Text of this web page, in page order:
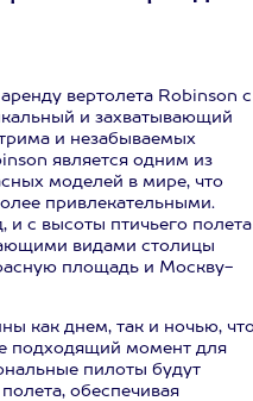
вертолета Robinson с
и захватывающий
и незабываемых
является одним из
моделей в мире, что
привлекательными.
с высоты птичьего полета
видами столицы
площадь и Москву-
как днем, так и ночью,
подходящий момент для
пилоты будут
обеспечивая